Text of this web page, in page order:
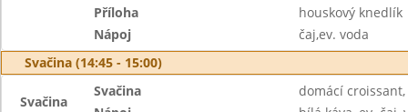
Příloha
houskový knedlík
Nápoj
čaj,ev. voda
Svačina (14:45 - 15:00)
Svačina
Svačina
domácí